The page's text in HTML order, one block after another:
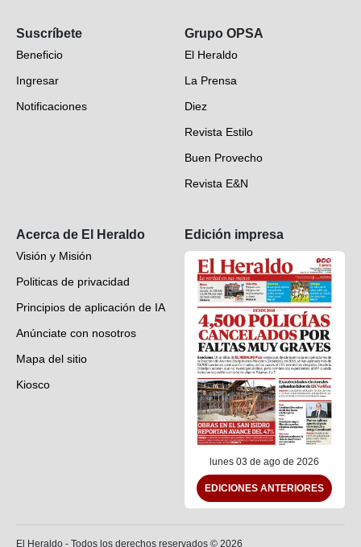
EH Verifica
Fotogalerías
Deportes
Videos
Suscríbete
Beneficio
Ingresar
Notificaciones
Grupo OPSA
El Heraldo
La Prensa
Diez
Revista Estilo
Buen Provecho
Revista E&N
Acerca de El Heraldo
Visión y Misión
Politicas de privacidad
Principios de aplicación de IA
Anúnciate con nosotros
Mapa del sitio
Kiosco
Edición impresa
lunes 03 de ago de 2026
EDICIONES ANTERIORES
El Heraldo - Todos los derechos reservados © 2026